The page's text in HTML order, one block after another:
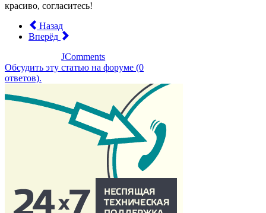
красиво, согласитесь!
Назад
Вперёд
JComments
Обсудить эту статью на форуме (0
ответов).